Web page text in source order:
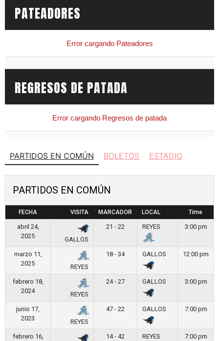
PARTIDOS EN COMÚN BOLETOS ESTADIO
PARTIDOS EN COMÚN
FECHA VISITA MARCADOR LOCAL Time
abril 24,
2025
GALLOS
21 - 22 REYES 3:00 pm
marzo 11,
2025
REYES
18 - 34 GALLOS 12:00 pm
febrero 18,
2024
REYES
24 - 27 GALLOS 3:00 pm
junio 17,
2023
REYES
47 - 22 GALLOS 7:00 pm
febrero 16,
14 - 42 REYES 7:00 pm